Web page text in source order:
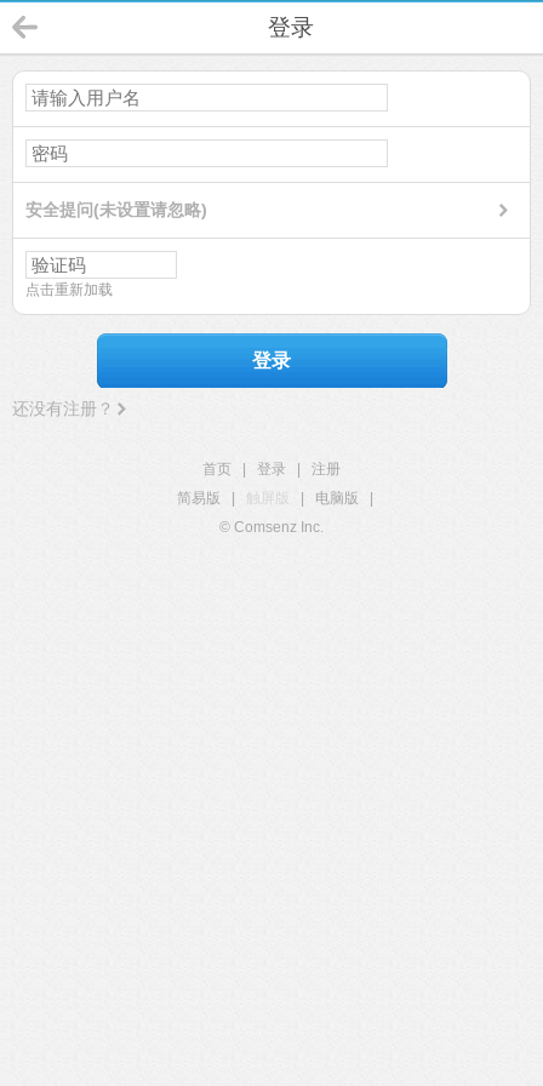
登录
安全提问(未设置请忽略)
点击重新加载
登录
还没有注册？
首页 登录
注册
简易版
触屏版 电脑版
© Comsenz Inc.